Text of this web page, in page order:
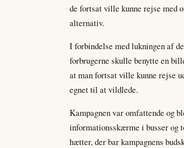
de fortsat ville kunne rejse med
alternativ.
I forbindelse med lukningen af
forbrugerne skulle benytte en
at man fortsat ville kunne rejse
egnet til at vildlede.
Kampagnen var omfattende og
informationsskærme i busser og
hætter, der bar kampagnens